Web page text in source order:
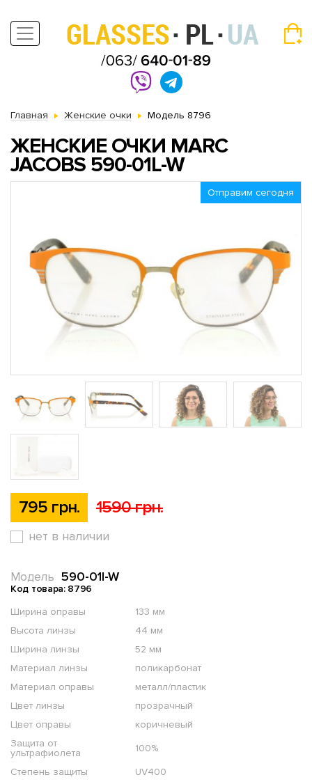
Главная Женские очки Модель 8796
ЖЕНСКИЕ ОЧКИ MARC
JACOBS 590-01L-W
Отправим сегодня
795 грн. 1590 грн.
нет в наличии
590-01l-W
Модель
Код товара: 8796
Ширина оправы
133 мм
Высота линзы
44 мм
Ширина линзы
52 мм
Материал линзы
поликарбонат
Материал оправы
металл/пластик
Цвет линзы
прозрачный
Цвет оправы
коричневый
Защита от
ультрафиолета
100%
Степень защиты
UV400